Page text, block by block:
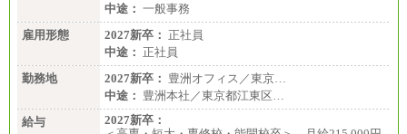
中途： 一般事務
雇用形態
2027新卒： 正社員
中途： 正社員
勤務地
2027新卒： 豊洲オフィス／東京…
中途： 豊洲本社／東京都江東区…
給与
2027新卒：